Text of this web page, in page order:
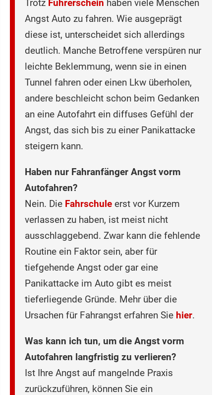
Trotz Führerschein haben viele Menschen
Angst Auto zu fahren. Wie ausgeprägt
diese ist, unterscheidet sich allerdings
deutlich. Manche Betroffene verspüren nur
leichte Beklemmung, wenn sie in einen
Tunnel fahren oder einen Lkw überholen,
andere beschleicht schon beim Gedanken
an eine Autofahrt ein diffuses Gefühl der
Angst, das sich bis zu einer Panikattacke
steigern kann.
Haben nur Fahranfänger Angst vorm
Autofahren?
Nein. Die Fahrschule erst vor Kurzem
verlassen zu haben, ist meist nicht
ausschlaggebend. Zwar kann die fehlende
Routine ein Faktor sein, aber für
tiefgehende Angst oder gar eine
Panikattacke im Auto gibt es meist
tieferliegende Gründe. Mehr über die
Ursachen für Fahrangst erfahren Sie hier.
Was kann ich tun, um die Angst vorm
Autofahren langfristig zu verlieren?
Ist Ihre Angst auf mangelnde Praxis
zurückzuführen, können Sie ein